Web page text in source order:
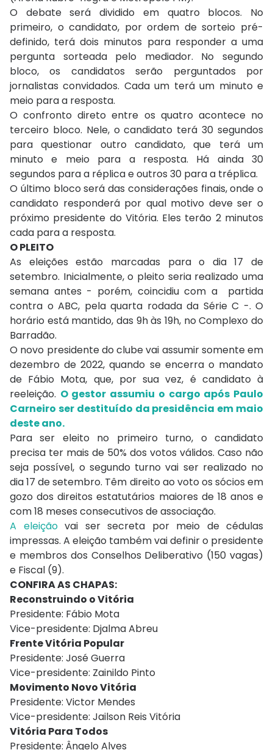
O debate será dividido em quatro blocos. No
primeiro, o candidato, por ordem de sorteio pré-
definido, terá dois minutos para responder a uma
pergunta sorteada pelo mediador. No segundo
bloco, os candidatos serão perguntados por
jornalistas convidados. Cada um terá um minuto e
meio para a resposta.
O confronto direto entre os quatro acontece no
terceiro bloco. Nele, o candidato terá 30 segundos
para questionar outro candidato, que terá um
minuto e meio para a resposta. Há ainda 30
segundos para a réplica e outros 30 para a tréplica.
O último bloco será das considerações finais, onde o
candidato responderá por qual motivo deve ser o
próximo presidente do Vitória. Eles terão 2 minutos
cada para a resposta.
O PLEITO
As eleições estão marcadas para o dia 17 de
setembro. Inicialmente, o pleito seria realizado uma
semana antes - porém, coincidiu com a partida
contra o ABC, pela quarta rodada da Série C -. O
horário está mantido, das 9h às 19h, no Complexo do
Barradão.
O novo presidente do clube vai assumir somente em
dezembro de 2022, quando se encerra o mandato
de Fábio Mota, que, por sua vez, é candidato à
reeleição. O gestor assumiu o cargo após Paulo
Carneiro ser destituído da presidência em maio
deste ano.
Para ser eleito no primeiro turno, o candidato
precisa ter mais de 50% dos votos válidos. Caso não
seja possível, o segundo turno vai ser realizado no
dia 17 de setembro. Têm direito ao voto os sócios em
gozo dos direitos estatutários maiores de 18 anos e
com 18 meses consecutivos de associação.
A eleiçãovai ser secreta por meio de cédulas
impressas. A eleição também vai definir o presidente
e membros dos Conselhos Deliberativo (150 vagas)
e Fiscal (9).
CONFIRA AS CHAPAS:
Reconstruindo o Vitória
Presidente: Fábio Mota
Vice-presidente: Djalma Abreu
Frente Vitória Popular
Presidente: José Guerra
Vice-presidente: Zainildo Pinto
Movimento Novo Vitória
Presidente: Victor Mendes
Vice-presidente: Jailson Reis Vitória
Vitória Para Todos
Presidente: Ângelo Alves